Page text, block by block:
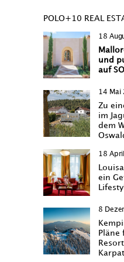
POLO+10 REAL
18
und
auf
14 Mai
Zu
im
dem
18
ein
8
Pläne